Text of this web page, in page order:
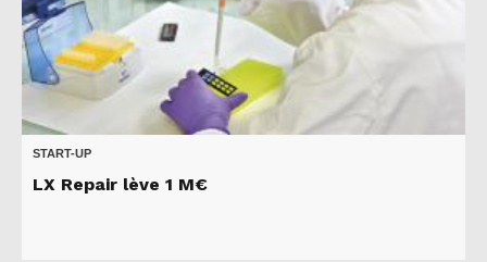
START-UP
LX Repair lève 1 M€